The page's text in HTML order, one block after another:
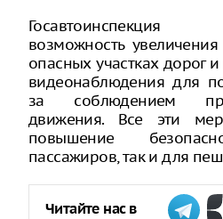
Госавтоинспекция
возможность
опасных участках дорог
видеонаблюдения для
за соблюдением
движения. Все эти
повышение
пассажиров, так и для
Читайте нас в